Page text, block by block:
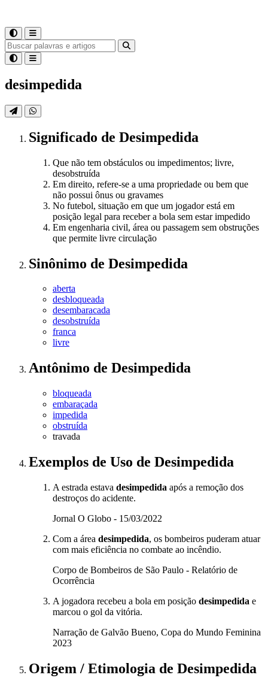
desimpedida
Significado de Desimpedida
Que não tem obstáculos ou impedimentos; livre,
desobstruída
Em direito, refere-se a uma propriedade ou bem que
não possui ônus ou gravames
No futebol, situação em que um jogador está em
posição legal para receber a bola sem estar impedido
Em engenharia civil, área ou passagem sem obstruções
que permite livre circulação
Sinônimo de Desimpedida
aberta
desbloqueada
desembaracada
desobstruída
franca
livre
Antônimo de Desimpedida
bloqueada
embaraçada
impedida
obstruída
travada
Exemplos de Uso de Desimpedida
A estrada estava desimpedida após a remoção dos
destroços do acidente.
Jornal O Globo - 15/03/2022
Com a área desimpedida, os bombeiros puderam atuar
com mais eficiência no combate ao incêndio.
Corpo de Bombeiros de São Paulo - Relatório de
Ocorrência
A jogadora recebeu a bola em posição desimpedida e
marcou o gol da vitória.
Narração de Galvão Bueno, Copa do Mundo Feminina
2023
Origem / Etimologia de Desimpedida